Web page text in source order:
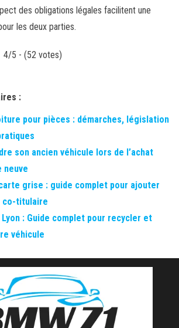
des obligations légales facilitent une
les deux parties.
4/5 - (52 votes)
:
pour pièces : démarches, législation
son ancien véhicule lors de l’achat
neuve
grise : guide complet pour ajouter
co-titulaire
: Guide complet pour recycler et
véhicule